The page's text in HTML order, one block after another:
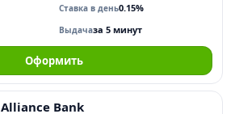
Ставка в день0.15%
Выдачаза 5 минут
Оформить
Alliance Bank